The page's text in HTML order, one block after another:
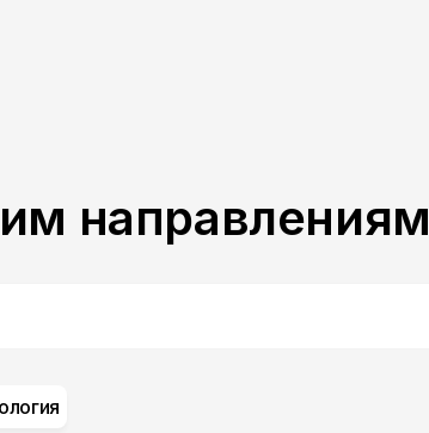
направлениям